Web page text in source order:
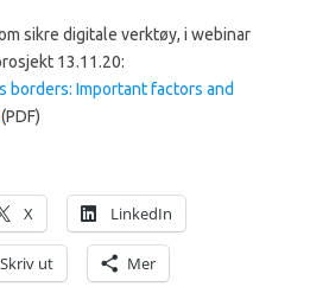
sikre digitale verktøy, i webinar
13.11.20:
borders: Important factors and
(PDF)
X LinkedIn
Skriv ut Mer